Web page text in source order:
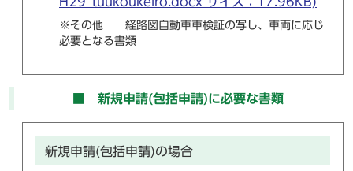
※その他 経路図自動車車検証の写し、車両に応じ
必要となる書類
■ 新規申請(包括申請)に必要な書類
新規申請(包括申請)の場合